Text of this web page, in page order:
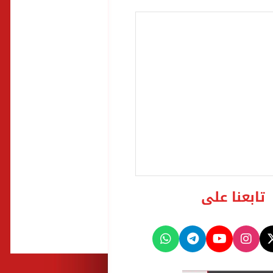
تابعنا على